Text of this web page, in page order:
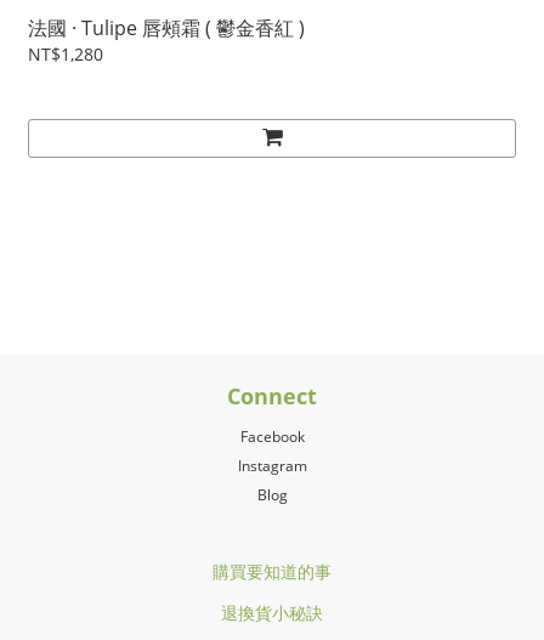
法國 · Tulipe 唇頰霜 ( 鬱金香紅 )
NT$1,280
Connect
Facebook
Instagram
Blog
購買要知道的事
退換貨小秘訣